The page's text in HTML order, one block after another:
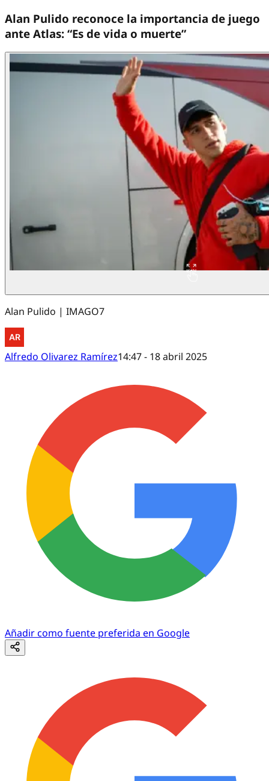
Alan Pulido reconoce la importancia de juego
ante Atlas: “Es de vida o muerte”
Alan Pulido | IMAGO7
Alfredo Olivarez Ramírez14:47 - 18 abril 2025
Añadir como fuente preferida en Google